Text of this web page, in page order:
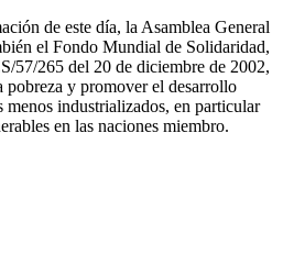
de este día, la Asamblea General
el Fondo Mundial de Solidaridad,
57/265 del 20 de diciembre de 2002,
y promover el desarrollo
menos industrializados, en particular
en las naciones miembro.